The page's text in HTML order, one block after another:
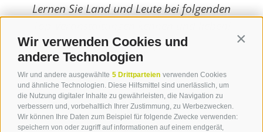
Wir verwenden Cookies und
andere Technologien
Wir und andere ausgewählte 5 Drittparteien verwenden Cookies
und ähnliche Technologien. Diese Hilfsmittel sind unerlässlich, um
die Nutzung digitaler Inhalte zu gewährleisten, die Navigation zu
verbessern und, vorbehaltlich Ihrer Zustimmung, zu Werbezwecken.
Wir können Ihre Daten zum Beispiel für folgende Zwecke verwenden:
speichern von oder zugriff auf informationen auf einem endgerät,
Lernen Sie Land und Leute bei folgenden
weiterlesen